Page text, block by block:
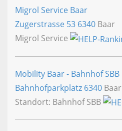
Migrol Service Baar
Zugerstrasse 53 6340 Baar
Migrol Service
Mobility Baar - Bahnhof SBB
Bahnhofparkplatz 6340 Baar
Standort: Bahnhof SBB